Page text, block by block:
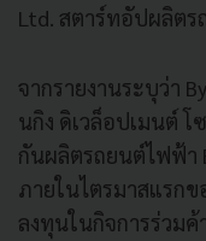
Ltd. สตาร์ทอัปผลิต
จากรายงานระบุว่า
นกิง ดิเวล็อปเมนต์ โ
กันผลิตรถยนต์ไฟฟ้า
ภายในไตรมาสแรกข
ลงทุนในกิจการร่วมค้